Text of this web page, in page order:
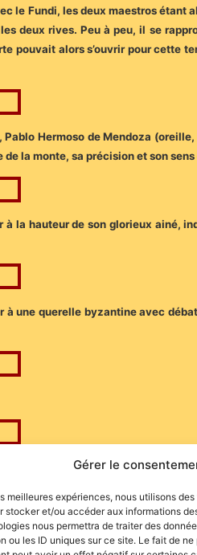
Gérer le
meilleures expériences, nous utilisons
stocker et/ou accéder aux informations
nous permettra de traiter des
ou les ID uniques sur ce site. Le fait de
le Fundi, les deux maestros étant
deux rives. Peu à peu, il se
pouvait alors s’ouvrir pour cette
Hermoso de Mendoza
la monte, sa précision et son
la hauteur de son glorieux ainé,
à une querelle byzantine avec
à Saint-Sever, de Morenito de
avec Manuel Manzanares à